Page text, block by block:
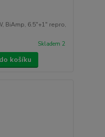
BiAmp, 6.5"+1" repro,
Skladem 2
košíku